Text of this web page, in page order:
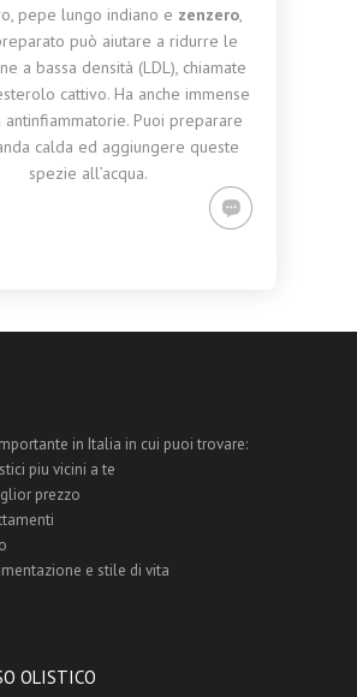
pepe lungo indiano e zenzero,
può aiutare a ridurre le
​​a bassa densità (LDL), chiamate
cattivo. Ha anche immense
Puoi preparare
calda ed aggiungere queste
spezie all’acqua.
in Italia in cui puoi trovare:
piu vicini a te
prezzo
e stile di vita
OLISTICO